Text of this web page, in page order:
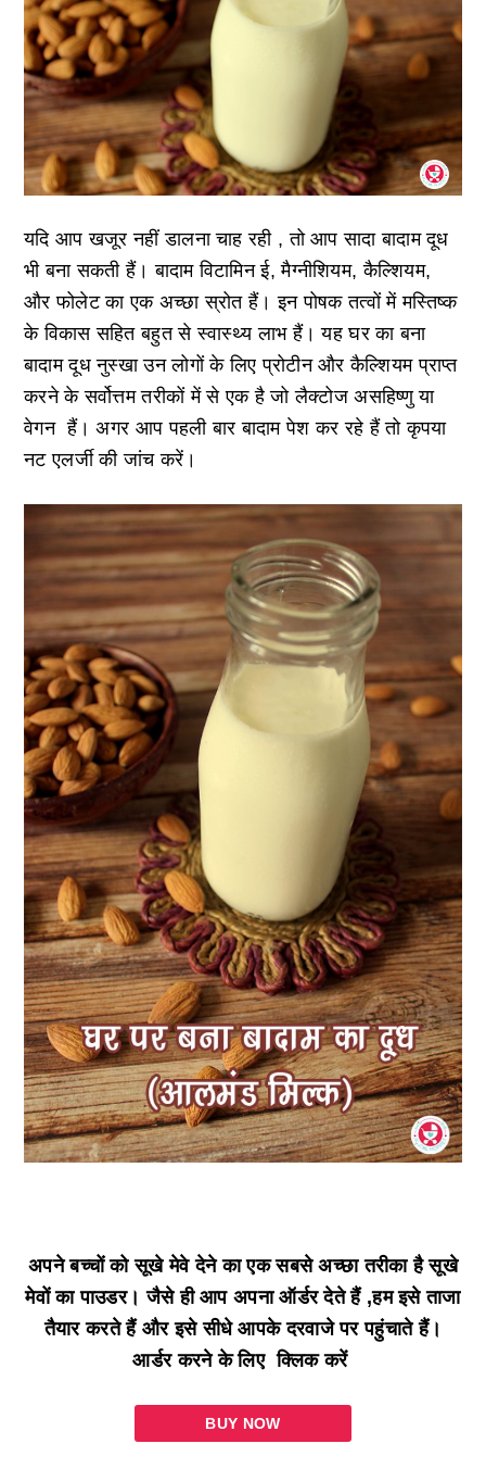
यदि आप खजूर नहीं डालना चाह रही , तो आप सादा बादाम दूध
भी बना सकती हैं। बादाम विटामिन ई, मैग्नीशियम, कैल्शियम,
और फोलेट का एक अच्छा स्रोत हैं। इन पोषक तत्वों में मस्तिष्क
के विकास सहित बहुत से स्वास्थ्य लाभ हैं। यह घर का बना
बादाम दूध नुस्खा उन लोगों के लिए प्रोटीन और कैल्शियम प्राप्त
करने के सर्वोत्तम तरीकों में से एक है जो लैक्टोज असहिष्णु या
वेगन हैं। अगर आप पहली बार बादाम पेश कर रहे हैं तो कृपया
नट एलर्जी की जांच करें।
अपने बच्चों को सूखे मेवे देने का एक सबसे अच्छा तरीका है सूखे
मेवों का पाउडर। जैसे ही आप अपना ऑर्डर देते हैं ,हम इसे ताजा
तैयार करते हैं और इसे सीधे आपके दरवाजे पर पहुंचाते हैं।
आर्डर करने के लिए क्लिक करें
BUY NOW